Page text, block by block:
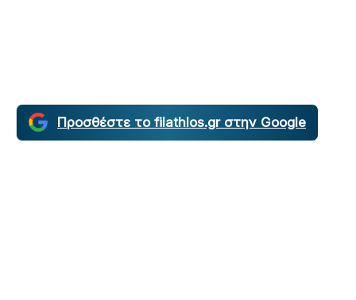
Προσθέστε το filathlos.gr στην Google